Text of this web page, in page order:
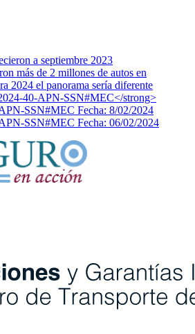
a septiembre 2023
más de 2 millones de autos en
2024 el panorama sería diferente
40-APN-SSN#MEC</strong>
SSN#MEC Fecha: 8/02/2024
SSN#MEC Fecha: 06/02/2024